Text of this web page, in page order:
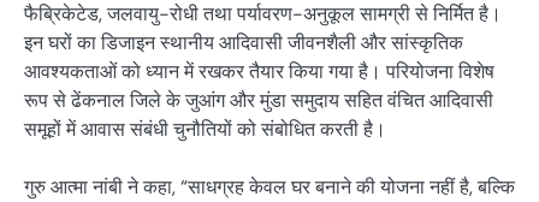
फैब्रिकेटेड, जलवायु-रोधी तथा पर्यावरण-अनुकूल सामग्री से निर्मित है।
इन घरों का डिजाइन स्थानीय आदिवासी जीवनशैली और सांस्कृतिक
आवश्यकताओं को ध्यान में रखकर तैयार किया गया है। परियोजना विशेष
रूप से ढेंकनाल जिले के जुआंग और मुंडा समुदाय सहित वंचित आदिवासी
समूहों में आवास संबंधी चुनौतियों को संबोधित करती है।
गुरु आत्मा नांबी ने कहा, “साधग्रह केवल घर बनाने की योजना नहीं है, बल्कि